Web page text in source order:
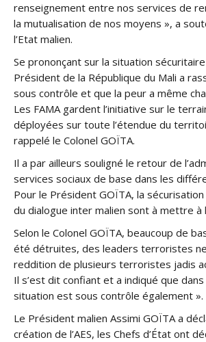
renseignement entre nos services de
la mutualisation de nos moyens », a
l’Etat malien.
Se prononçant sur la situation
Président de la République du Mali a
sous contrôle et que la peur a même
Les FAMA gardent l’initiative sur le
déployées sur toute l’étendue du
rappelé le Colonel GOÏTA.
Il a par ailleurs souligné le retour de
services sociaux de base dans les
Pour le Président GOÏTA, la
du dialogue inter malien sont à mettre à
Selon le Colonel GOÏTA, beaucoup de
été détruites, des leaders terroristes
reddition de plusieurs terroristes jadis
Il s’est dit confiant et a indiqué que dans
situation est sous contrôle également ».
Le Président malien Assimi GOÏTA a
création de l’AES, les Chefs d’État ont